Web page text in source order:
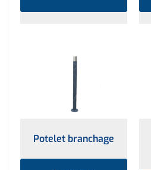
Potelet branchage